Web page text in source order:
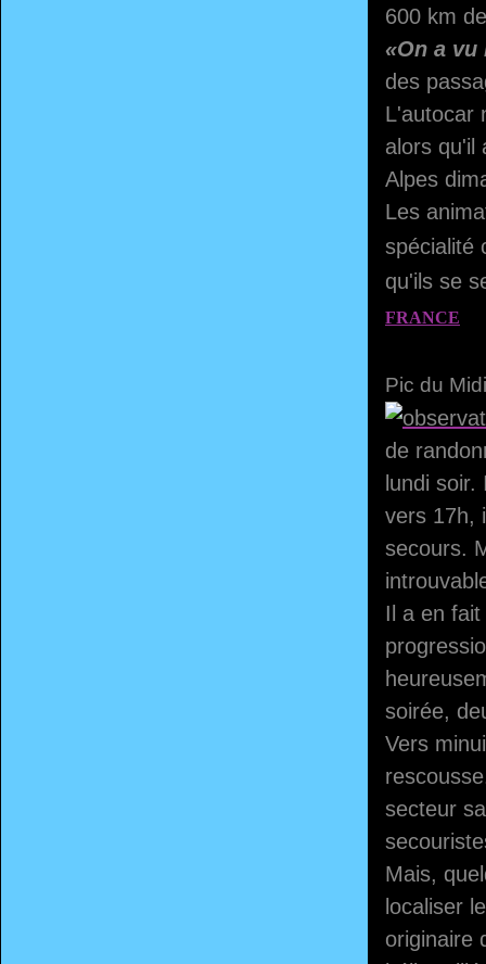
600 km
«On a vu
des
L'autocar
alors qu'il
Alpes
Les
spécialité
qu'ils se
FRANCE
Pic du
de
lundi
vers 17h,
secours.
Il a en
soirée,
Vers
secteur
Mais,
localiser
originaire